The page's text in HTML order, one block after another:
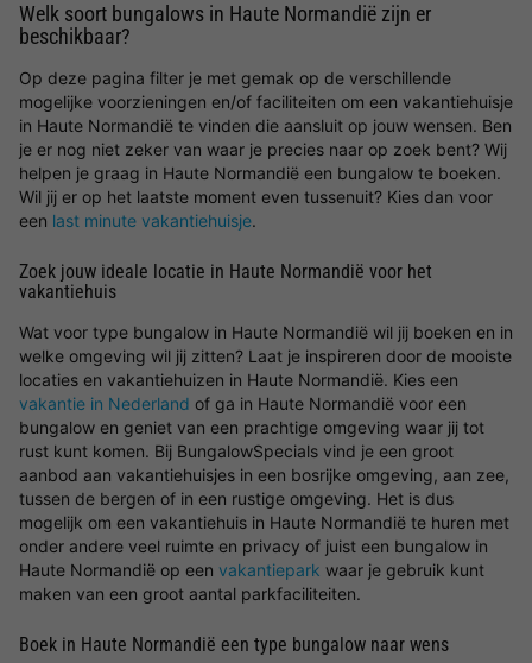
Welk soort bungalows in Haute Normandië zijn er
beschikbaar?
Op deze pagina filter je met gemak op de verschillende
mogelijke voorzieningen en/of faciliteiten om een vakantiehuisje
in Haute Normandië te vinden die aansluit op jouw wensen. Ben
je er nog niet zeker van waar je precies naar op zoek bent? Wij
helpen je graag in Haute Normandië een bungalow te boeken.
Wil jij er op het laatste moment even tussenuit? Kies dan voor
een last minute vakantiehuisje.
Zoek jouw ideale locatie in Haute Normandië voor het
vakantiehuis
Wat voor type bungalow in Haute Normandië wil jij boeken en in
welke omgeving wil jij zitten? Laat je inspireren door de mooiste
locaties en vakantiehuizen in Haute Normandië. Kies een
vakantie in Nederland of ga in Haute Normandië voor een
bungalow en geniet van een prachtige omgeving waar jij tot
rust kunt komen. Bij BungalowSpecials vind je een groot
aanbod aan vakantiehuisjes in een bosrijke omgeving, aan zee,
tussen de bergen of in een rustige omgeving. Het is dus
mogelijk om een vakantiehuis in Haute Normandië te huren met
onder andere veel ruimte en privacy of juist een bungalow in
Haute Normandië op een vakantiepark waar je gebruik kunt
maken van een groot aantal parkfaciliteiten.
Boek in Haute Normandië een type bungalow naar wens